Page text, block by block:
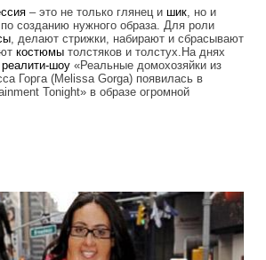
– это не только глянец и шик , но и
по созданию нужного образа. Для роли
, делают стрижки, набирают и сбрасывают
костюмы толстяков и толстух.На днях
реалити-шоу «Реальные домохозяйки из
Горга (Melissa Gorga) появилась в
Tonight» в образе огромной